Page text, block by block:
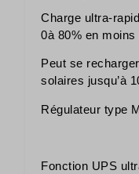
Charge ultra-
0à 80% en moins
Peut se
solaires jusqu’à
Régulateur type
Fonction UPS